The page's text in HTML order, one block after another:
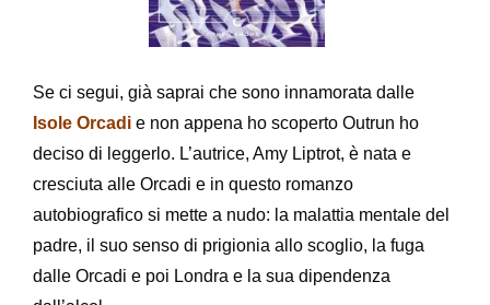
Se ci segui, già saprai che sono innamorata dalle
Isole Orcadi e non appena ho scoperto Outrun ho
deciso di leggerlo. L’autrice, Amy Liptrot, è nata e
cresciuta alle Orcadi e in questo romanzo
autobiografico si mette a nudo: la malattia mentale del
padre, il suo senso di prigionia allo scoglio, la fuga
dalle Orcadi e poi Londra e la sua dipendenza